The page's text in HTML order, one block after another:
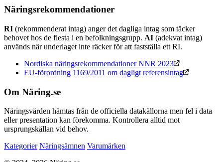
Näringsrekommendationer
RI (rekommenderat intag) anger det dagliga intag som täcker
behovet hos de flesta i en befolkningsgrupp. AI (adekvat intag)
används när underlaget inte räcker för att fastställa ett RI.
Nordiska näringsrekommendationer NNR 2023
EU-förordning 1169/2011 om dagligt referensintag
Om Näring.se
Näringsvärden hämtas från de officiella datakällorna men fel i data
eller presentation kan förekomma. Kontrollera alltid mot
ursprungskällan vid behov.
Kategorier Näringsämnen Varumärken